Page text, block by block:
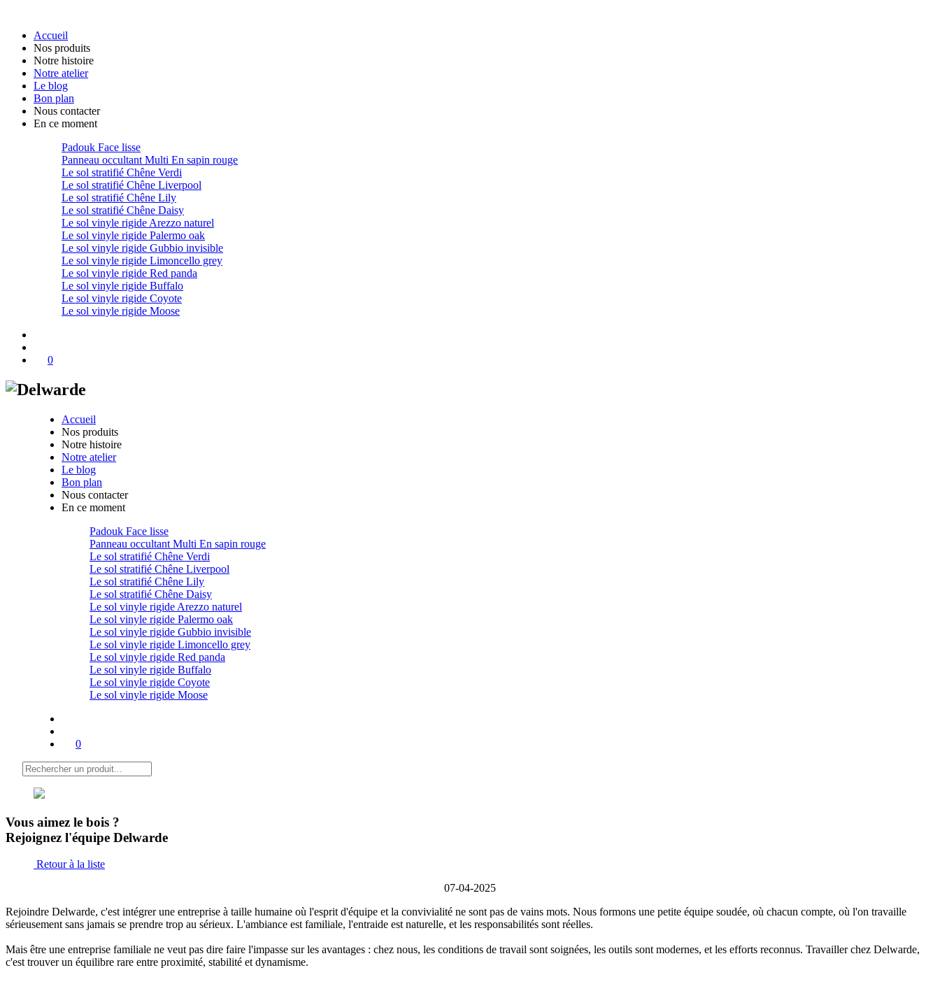
Accueil
Nos produits
Notre histoire
Notre atelier
Le blog
Bon plan
Nous contacter
En ce moment
Padouk Face lisse
Panneau occultant Multi En sapin rouge
Le sol stratifié Chêne Verdi
Le sol stratifié Chêne Liverpool
Le sol stratifié Chêne Lily
Le sol stratifié Chêne Daisy
Le sol vinyle rigide Arezzo naturel
Le sol vinyle rigide Palermo oak
Le sol vinyle rigide Gubbio invisible
Le sol vinyle rigide Limoncello grey
Le sol vinyle rigide Red panda
Le sol vinyle rigide Buffalo
Le sol vinyle rigide Coyote
Le sol vinyle rigide Moose
0
Accueil
Nos produits
Notre histoire
Notre atelier
Le blog
Bon plan
Nous contacter
En ce moment
Padouk Face lisse
Panneau occultant Multi En sapin rouge
Le sol stratifié Chêne Verdi
Le sol stratifié Chêne Liverpool
Le sol stratifié Chêne Lily
Le sol stratifié Chêne Daisy
Le sol vinyle rigide Arezzo naturel
Le sol vinyle rigide Palermo oak
Le sol vinyle rigide Gubbio invisible
Le sol vinyle rigide Limoncello grey
Le sol vinyle rigide Red panda
Le sol vinyle rigide Buffalo
Le sol vinyle rigide Coyote
Le sol vinyle rigide Moose
0
Vous aimez le bois ?
Rejoignez l'équipe Delwarde
Retour à la liste
07-04-2025
Rejoindre Delwarde, c'est intégrer une entreprise à taille humaine où l'esprit d'équipe et la convivialité ne sont pas de vains mots. Nous formons une petite équipe soudée, où chacun compte, où l'on travaille
sérieusement sans jamais se prendre trop au sérieux. L'ambiance est familiale, l'entraide est naturelle, et les responsabilités sont réelles.
Mais être une entreprise familiale ne veut pas dire faire l'impasse sur les avantages : chez nous, les conditions de travail sont soignées, les outils sont modernes, et les efforts reconnus. Travailler chez Delwarde,
c'est trouver un équilibre rare entre proximité, stabilité et dynamisme.